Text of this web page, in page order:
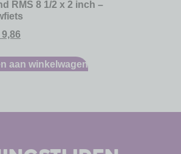
RMS 8 1/2 x 2 inch –
9,86
aan winkelwagen